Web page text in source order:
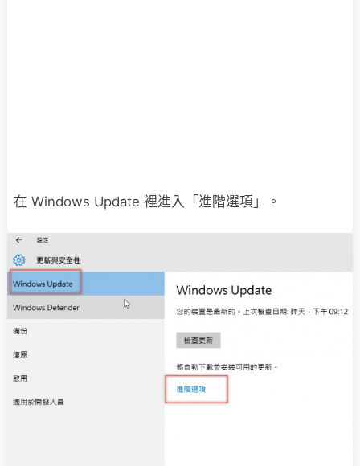
在 Windows Update 裡進入「進階選項」。